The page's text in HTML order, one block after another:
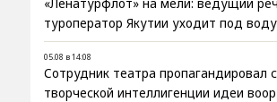
«Ленатурфлот» на мели: ведущий
туроператор Якутии уходит под воду
05.08 в 14:08
Сотрудник театра пропагандировал
творческой интеллигенции идеи